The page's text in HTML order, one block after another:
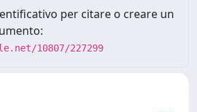
per citare o creare un
10807/227299